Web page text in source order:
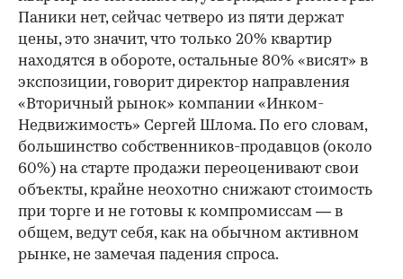
Паники нет, сейчас четверо из пяти держат
цены, это значит, что только 20% квартир
находятся в обороте, остальные 80% «висят» в
экспозиции, говорит директор направления
«Вторичный рынок» компании «Инком-
Недвижимость» Сергей Шлома. По его словам,
большинство собственников-продавцов (около
60%) на старте продажи переоценивают свои
объекты, крайне неохотно снижают стоимость
при торге и не готовы к компромиссам — в
общем, ведут себя, как на обычном активном
рынке, не замечая падения спроса.